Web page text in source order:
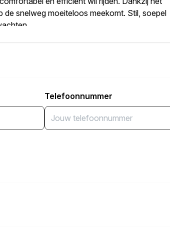
snelweg moeiteloos meekomt. Stil, soepel
je profiteert van een hogere laadsnelheid en
getild en het geheel oogt frisser en
ruimte, een strak vormgegeven dashboard en
is de auto voorzien van moderne technologie
Een slimme keuze voor wie elektrisch wil
Telefoonnummer